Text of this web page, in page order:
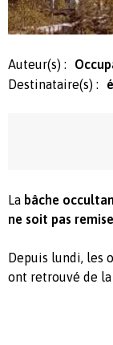
Auteur(s) :
Destinataire(s) :
La bâche
ne soit pas
Depuis lundi, les
ont retrouvé de